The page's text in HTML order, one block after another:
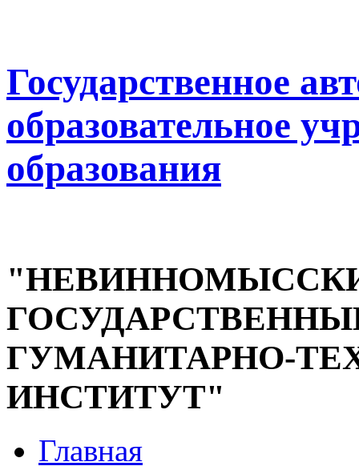
Государственное
образовательное
образования
ГУМАНИТАРНО-
ИНСТИТУТ"
Главная